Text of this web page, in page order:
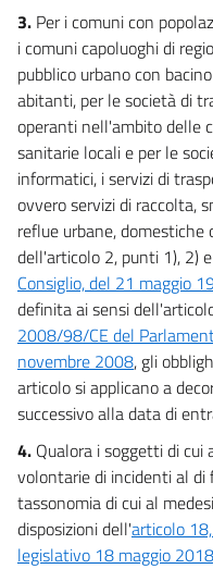
3. Per i comuni con
i comuni capoluoghi di
pubblico urbano con
abitanti, per le società di
operanti nell'ambito delle
sanitarie locali e per le
informatici, i servizi di
ovvero servizi di raccolta,
reflue urbane,
dell'articolo 2, punti 1), 2)
Consiglio, del 21 maggio
definita ai sensi
2008/98/CE del
novembre 2008, gli
articolo si applicano a
successivo alla data di
4. Qualora i soggetti di
volontarie di incidenti al di
tassonomia di cui al
disposizioni dell'articolo
legislativo 18 maggio